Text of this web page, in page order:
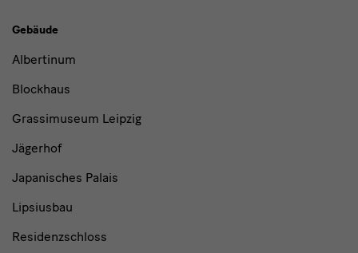
Gebäude,
Museen
Institutionen
Gebäude
Albertinum
Blockhaus
Grassimuseum Leipzig
Jägerhof
Japanisches Palais
Lipsiusbau
Residenzschloss